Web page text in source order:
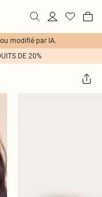
modifié par IA.
DE 20%